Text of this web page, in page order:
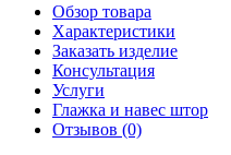
Обзор товара
Характеристики
Заказать изделие
Консультация
Услуги
Глажка и навес штор
Отзывов (0)